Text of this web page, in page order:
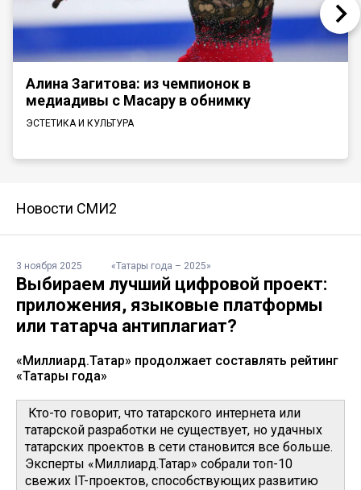
Алина Загитова: из чемпионок в
медиадивы с Масару в обнимку
ЭСТЕТИКА И КУЛЬТУРА
Новости СМИ2
3 ноября 2025 «Татары года – 2025»
Выбираем лучший цифровой проект:
приложения, языковые платформы
или татарча антиплагиат?
«Миллиард.Татар» продолжает составлять рейтинг
«Татары года»
Кто-то говорит, что татарского интернета или
татарской разработки не существует, но удачных
татарских проектов в сети становится все больше.
Эксперты «Миллиард.Татар» собрали топ-10
свежих IT-проектов, способствующих развитию